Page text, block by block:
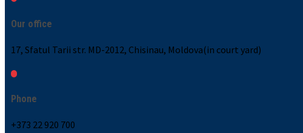
Our office
17, Sfatul Tarii str. MD-2012, Chisinau, Moldova(in court yard)
Phone
+373 22 920 700